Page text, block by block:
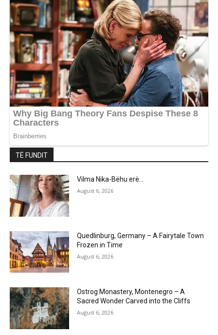
TË FUNDIT
Vilma Nika-Bëhu erë…
August 6, 2026
Quedlinburg, Germany – A Fairytale Town
Frozen in Time
August 6, 2026
Ostrog Monastery, Montenegro – A
Sacred Wonder Carved into the Cliffs
August 6, 2026